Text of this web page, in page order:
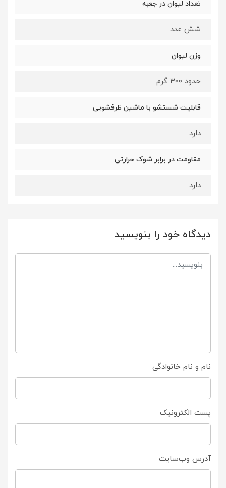
تعداد لیوان در جعبه
شش عدد
وزن لیوان
حدود 300 گرم
قابلیت شستشو با ماشین ظرفشویی
دارد
مقاومت در برابر شوک حرارتی
دارد
دیدگاه خود را بنویسید
نام و نام خانوادگی
پست الکترونیک
آدرس وب‌سایت